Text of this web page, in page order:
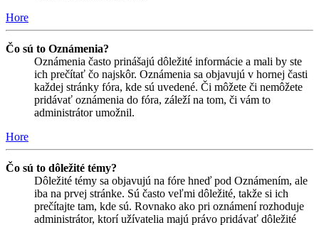
Hore
Čo sú to Oznámenia?
Oznámenia často prinášajú dôležité informácie a mali by ste
ich prečítať čo najskôr. Oznámenia sa objavujú v hornej časti
každej stránky fóra, kde sú uvedené. Či môžete či nemôžete
pridávať oznámenia do fóra, záleží na tom, či vám to
administrátor umožnil.
Hore
Čo sú to dôležité témy?
Dôležité témy sa objavujú na fóre hneď pod Oznámením, ale
iba na prvej stránke. Sú často veľmi dôležité, takže si ich
prečítajte tam, kde sú. Rovnako ako pri oznámení rozhoduje
administrátor, ktorí užívatelia majú právo pridávať dôležité